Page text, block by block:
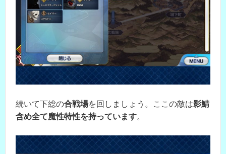
続いて下総の合戦場を回しましょう。ここの敵は影鯖
含め全て魔性特性を持っています。